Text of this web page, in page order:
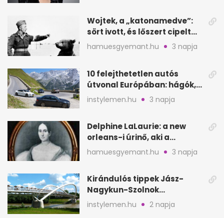
Wojtek, a „katonamedve”:
sört ivott, és lőszert cipelt
Monte Cassinónál
hamuesgyemant.hu 3 napja
10 felejthetetlen autós
útvonal Európában: hágók,
partok, fjordok
instylemen.hu 3 napja
Delphine LaLaurie: a new
orleans-i úrinő, aki a
padláson kínzott
hamuesgyemant.hu 3 napja
Kirándulós tippek Jász-
Nagykun-Szolnok
megyében: 6 kihagyhatatlan
hely
instylemen.hu 2 napja